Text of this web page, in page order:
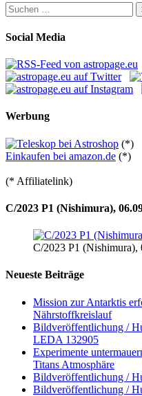
Suchen
nach:
Social Media
Werbung
(*)
Einkaufen bei amazon.de (*)
(* Affiliatelink)
C/2023 P1 (Nishimura),
C/2023 P1 (Nishimura),
Neueste Beiträge
Mission zur Antarktis
Nährstoffkreislauf
Bildveröffentlichung /
LEDA 132905
Experimente
Titans Atmosphäre
Bildveröffentlichung /
Bildveröffentlichung /